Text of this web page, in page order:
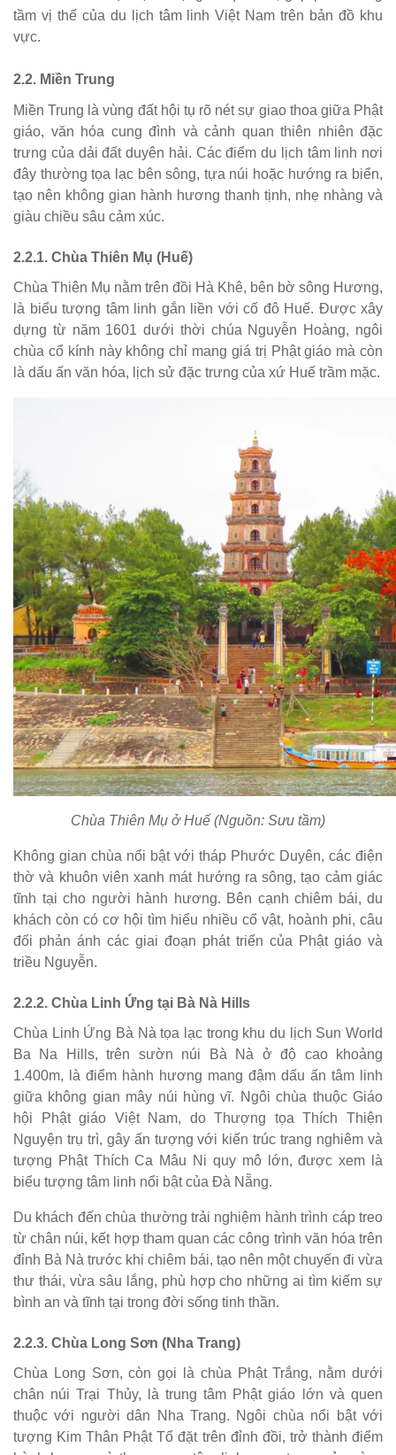
tầm vị thế của du lịch tâm linh Việt Nam trên bản đồ khu
vực.
2.2. Miền Trung
Miền Trung là vùng đất hội tụ rõ nét sự giao thoa giữa Phật
giáo, văn hóa cung đình và cảnh quan thiên nhiên đặc
trưng của dải đất duyên hải. Các điểm du lịch tâm linh nơi
đây thường tọa lạc bên sông, tựa núi hoặc hướng ra biển,
tạo nên không gian hành hương thanh tịnh, nhẹ nhàng và
giàu chiều sâu cảm xúc.
2.2.1. Chùa Thiên Mụ (Huế)
Chùa Thiên Mụ nằm trên đồi Hà Khê, bên bờ sông Hương,
là biểu tượng tâm linh gắn liền với cố đô Huế. Được xây
dựng từ năm 1601 dưới thời chúa Nguyễn Hoàng, ngôi
chùa cổ kính này không chỉ mang giá trị Phật giáo mà còn
là dấu ấn văn hóa, lịch sử đặc trưng của xứ Huế trầm mặc.
Chùa Thiên Mụ ở Huế (Nguồn: Sưu tầm)
Không gian chùa nổi bật với tháp Phước Duyên, các điện
thờ và khuôn viên xanh mát hướng ra sông, tạo cảm giác
tĩnh tại cho người hành hương. Bên cạnh chiêm bái, du
khách còn có cơ hội tìm hiểu nhiều cổ vật, hoành phi, câu
đối phản ánh các giai đoạn phát triển của Phật giáo và
triều Nguyễn.
2.2.2. Chùa Linh Ứng tại Bà Nà Hills
Chùa Linh Ứng Bà Nà tọa lạc trong khu du lịch Sun World
Ba Na Hills, trên sườn núi Bà Nà ở độ cao khoảng
1.400m, là điểm hành hương mang đậm dấu ấn tâm linh
giữa không gian mây núi hùng vĩ. Ngôi chùa thuộc Giáo
hội Phật giáo Việt Nam, do Thượng tọa Thích Thiện
Nguyện trụ trì, gây ấn tượng với kiến trúc trang nghiêm và
tượng Phật Thích Ca Mâu Ni quy mô lớn, được xem là
biểu tượng tâm linh nổi bật của Đà Nẵng.
Du khách đến chùa thường trải nghiệm hành trình cáp treo
từ chân núi, kết hợp tham quan các công trình văn hóa trên
đỉnh Bà Nà trước khi chiêm bái, tạo nên một chuyến đi vừa
thư thái, vừa sâu lắng, phù hợp cho những ai tìm kiếm sự
bình an và tĩnh tại trong đời sống tinh thần.
2.2.3. Chùa Long Sơn (Nha Trang)
Chùa Long Sơn, còn gọi là chùa Phật Trắng, nằm dưới
chân núi Trại Thủy, là trung tâm Phật giáo lớn và quen
thuộc với người dân Nha Trang. Ngôi chùa nổi bật với
tượng Kim Thân Phật Tổ đặt trên đỉnh đồi, trở thành điểm